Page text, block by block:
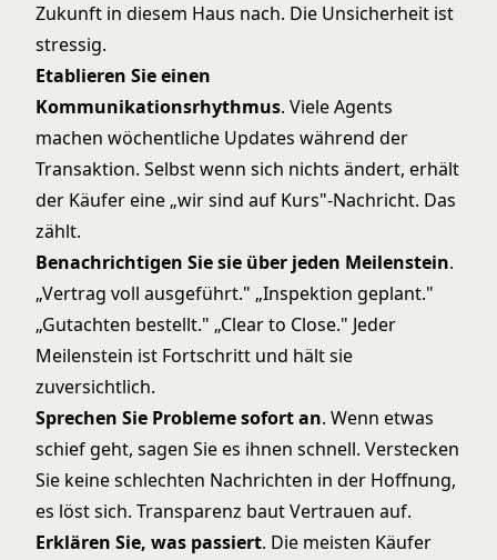
Zukunft in diesem Haus nach. Die Unsicherheit ist
stressig.
Etablieren Sie einen
Kommunikationsrhythmus. Viele Agents
machen wöchentliche Updates während der
Transaktion. Selbst wenn sich nichts ändert, erhält
der Käufer eine „wir sind auf Kurs"-Nachricht. Das
zählt.
Benachrichtigen Sie sie über jeden Meilenstein.
„Vertrag voll ausgeführt." „Inspektion geplant."
„Gutachten bestellt." „Clear to Close." Jeder
Meilenstein ist Fortschritt und hält sie
zuversichtlich.
Sprechen Sie Probleme sofort an. Wenn etwas
schief geht, sagen Sie es ihnen schnell. Verstecken
Sie keine schlechten Nachrichten in der Hoffnung,
es löst sich. Transparenz baut Vertrauen auf.
Erklären Sie, was passiert. Die meisten Käufer